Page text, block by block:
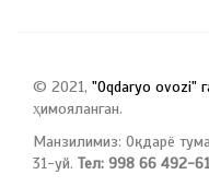
© 2021, "Oqdaryo ovozi"
ҳимояланган.
Манзилимиз: Оқдарё
31-уй. Тел: 998 66 492-